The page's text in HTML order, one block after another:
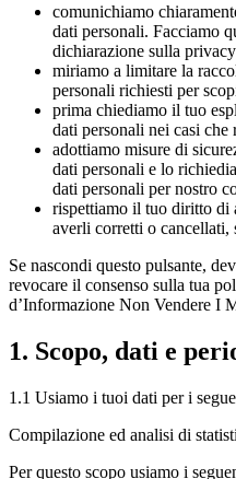
comunichiamo
dati personali. Facciamo
dichiarazione sulla
miriamo a limitare la
personali richiesti per
prima chiediamo il tuo
dati personali nei casi
adottiamo misure di
dati personali e lo
dati personali per nostro
rispettiamo il tuo diritto di
averli corretti o cancellati,
Se nascondi questo pulsante,
revocare il consenso sulla tua
d’Informazione Non Vendere I
1. Scopo, dati e
1.1 Usiamo i tuoi dati per i
Compilazione ed analisi di
Per questo scopo usiamo i